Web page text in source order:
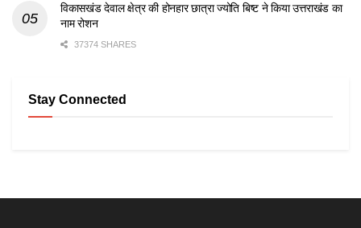
विकासखंड देवाल क्षेत्र की होनहार छात्रा ज्योति बिष्ट ने किया उत्तराखंड का
नाम रोशन
37374 SHARES
Stay Connected